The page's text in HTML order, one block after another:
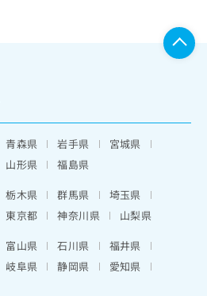
青森県 岩手県
宮城県
山形県
福島県
栃木県 群馬県
埼玉県
東京都 神奈川県
山梨県
富山県 石川県
福井県
岐阜県 静岡県
愛知県